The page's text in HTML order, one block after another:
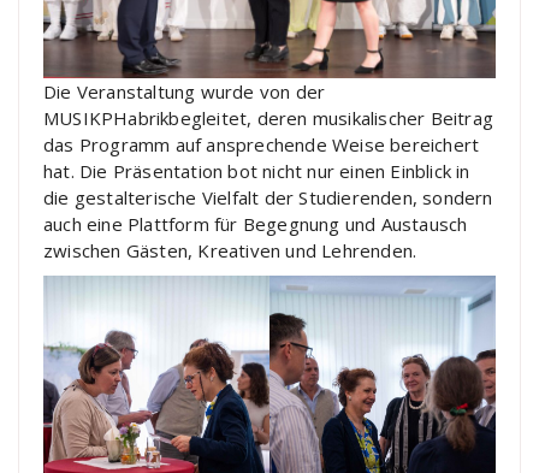
Die Veranstaltung wurde von der
MUSIKPHabrikbegleitet, deren musikalischer Beitrag
das Programm auf ansprechende Weise bereichert
hat. Die Präsentation bot nicht nur einen Einblick in
die gestalterische Vielfalt der Studierenden, sondern
auch eine Plattform für Begegnung und Austausch
zwischen Gästen, Kreativen und Lehrenden.